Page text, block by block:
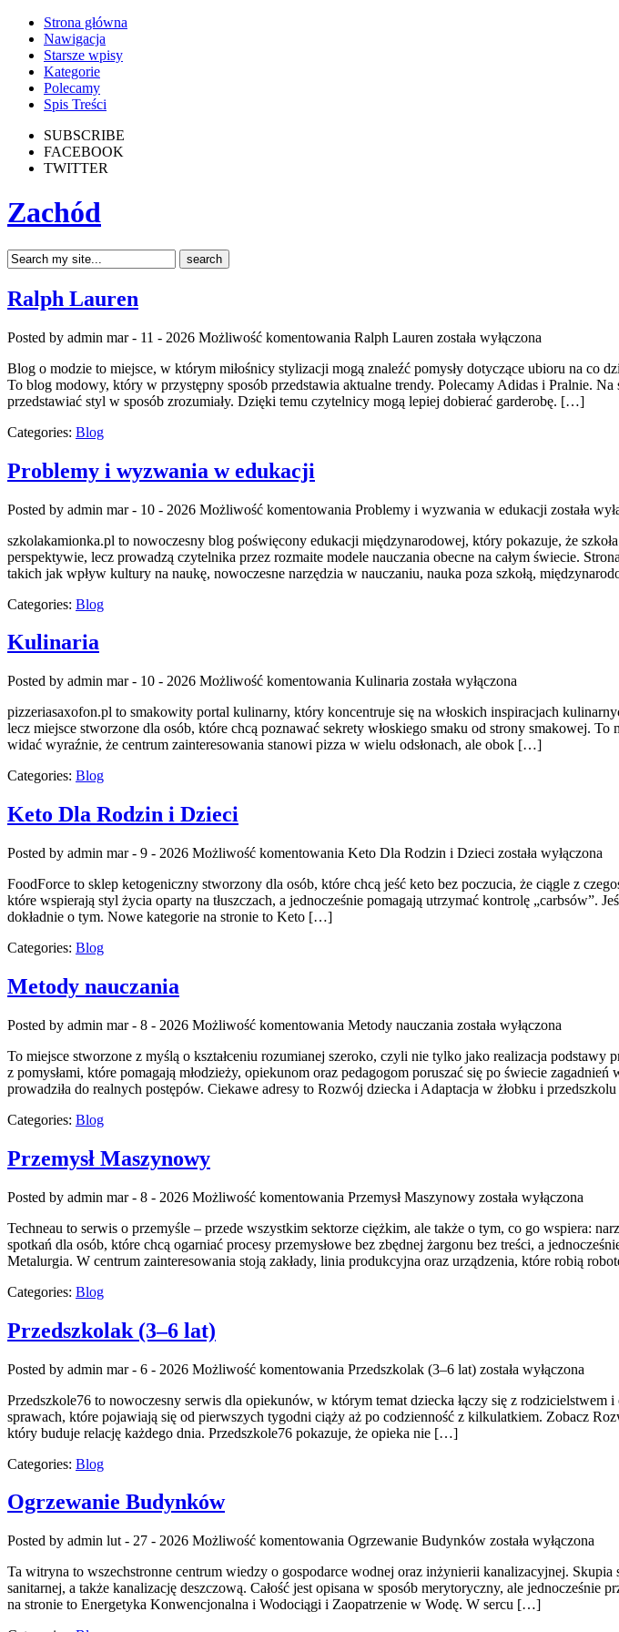
Strona główna
Nawigacja
Starsze wpisy
Kategorie
Polecamy
Spis Treści
SUBSCRIBE
FACEBOOK
TWITTER
Zachód
Ralph Lauren
Posted by admin mar - 11 - 2026 Możliwość komentowania Ralph Lauren została wyłączona
Blog o modzie to miejsce, w którym miłośnicy stylizacji mogą znaleźć pomysły dotyczące ubioru na co
To blog modowy, który w przystępny sposób przedstawia aktualne trendy. Polecamy Adidas i Pralnie.
przedstawiać styl w sposób zrozumiały. Dzięki temu czytelnicy mogą lepiej dobierać garderobę. […]
Categories: Blog
Problemy i wyzwania w edukacji
Posted by admin mar - 10 - 2026 Możliwość komentowania Problemy i wyzwania w edukacji została
szkolakamionka.pl to nowoczesny blog poświęcony edukacji międzynarodowej, który pokazuje, że
perspektywie, lecz prowadzą czytelnika przez rozmaite modele nauczania obecne na całym świecie.
takich jak wpływ kultury na naukę, nowoczesne narzędzia w nauczaniu, nauka poza szkołą,
Categories: Blog
Kulinaria
Posted by admin mar - 10 - 2026 Możliwość komentowania Kulinaria została wyłączona
pizzeriasaxofon.pl to smakowity portal kulinarny, który koncentruje się na włoskich inspiracjach
lecz miejsce stworzone dla osób, które chcą poznawać sekrety włoskiego smaku od strony smakowej.
widać wyraźnie, że centrum zainteresowania stanowi pizza w wielu odsłonach, ale obok […]
Categories: Blog
Keto Dla Rodzin i Dzieci
Posted by admin mar - 9 - 2026 Możliwość komentowania Keto Dla Rodzin i Dzieci została wyłączona
FoodForce to sklep ketogeniczny stworzony dla osób, które chcą jeść keto bez poczucia, że ciągle z
które wspierają styl życia oparty na tłuszczach, a jednocześnie pomagają utrzymać kontrolę „carbsów”.
dokładnie o tym. Nowe kategorie na stronie to Keto […]
Categories: Blog
Metody nauczania
Posted by admin mar - 8 - 2026 Możliwość komentowania Metody nauczania została wyłączona
To miejsce stworzone z myślą o kształceniu rozumianej szeroko, czyli nie tylko jako realizacja
z pomysłami, które pomagają młodzieży, opiekunom oraz pedagogom poruszać się po świecie
prowadziła do realnych postępów. Ciekawe adresy to Rozwój dziecka i Adaptacja w żłobku i
Categories: Blog
Przemysł Maszynowy
Posted by admin mar - 8 - 2026 Możliwość komentowania Przemysł Maszynowy została wyłączona
Techneau to serwis o przemyśle – przede wszystkim sektorze ciężkim, ale także o tym, co go wspiera:
spotkań dla osób, które chcą ogarniać procesy przemysłowe bez zbędnej żargonu bez treści, a
Metalurgia. W centrum zainteresowania stoją zakłady, linia produkcyjna oraz urządzenia, które robią
Categories: Blog
Przedszkolak (3–6 lat)
Posted by admin mar - 6 - 2026 Możliwość komentowania Przedszkolak (3–6 lat) została wyłączona
Przedszkole76 to nowoczesny serwis dla opiekunów, w którym temat dziecka łączy się z
sprawach, które pojawiają się od pierwszych tygodni ciąży aż po codzienność z kilkulatkiem. Zobacz
który buduje relację każdego dnia. Przedszkole76 pokazuje, że opieka nie […]
Categories: Blog
Ogrzewanie Budynków
Posted by admin lut - 27 - 2026 Możliwość komentowania Ogrzewanie Budynków została wyłączona
Ta witryna to wszechstronne centrum wiedzy o gospodarce wodnej oraz inżynierii kanalizacyjnej.
sanitarnej, a także kanalizację deszczową. Całość jest opisana w sposób merytoryczny, ale
na stronie to Energetyka Konwencjonalna i Wodociągi i Zaopatrzenie w Wodę. W sercu […]